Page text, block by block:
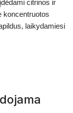
citrinos ir
koncentruotos
laikydamiesi